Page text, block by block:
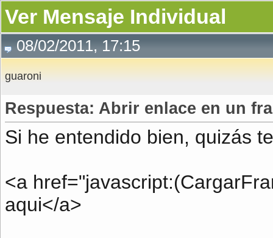
Ver Mensaje Individual
08/02/2011, 17:15
guaroni
Respuesta: Abrir enlace en un
Si he entendido bien, quizás
<a href="javascript
aqui</a>